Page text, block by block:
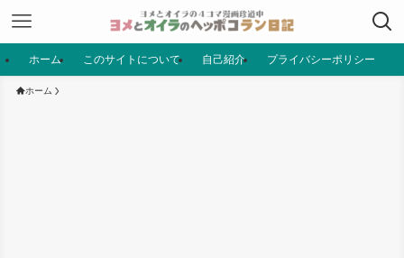
ホーム このサイトについて 自己紹介 プライバシーポリシー
ホーム